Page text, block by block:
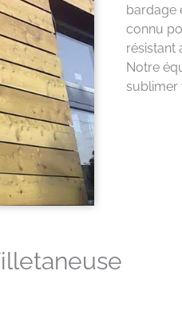
bardage
connu
résistant
Notre
sublimer